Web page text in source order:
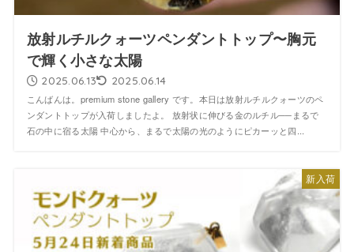
放射ルチルクォーツペンダントトップ〜胸元
で輝く小さな太陽
2025.06.13 2025.06.14
こんばんは。premium stone gallery です。本日は放射ルチルクォーツのペ
ンダントトップが入荷しましたよ。 放射状に伸びる金のルチル──まるで
石の中に宿る太陽 中心から、まるで太陽の光のようにピカーッと四...
新入荷